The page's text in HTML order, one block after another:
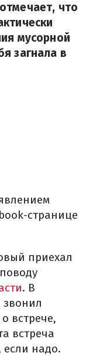
что
мусорной
загнала в
странице
приехал
. В
встрече,
встреча
если надо.